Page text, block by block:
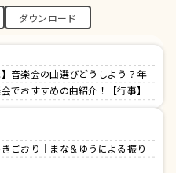
ダウンロード
】音楽会の曲選びどうしよう？年
でおすすめの曲紹介！【行事】
ごおり｜まな＆ゆうによる振り